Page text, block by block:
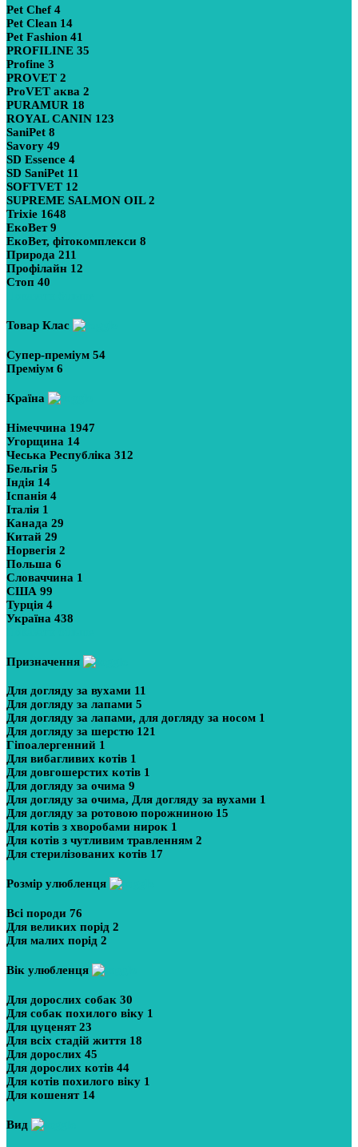
Pet Chef 4
Pet Clean 14
Pet Fashion 41
PROFILINE 35
Profine 3
PROVET 2
ProVET аква 2
PURAMUR 18
ROYAL CANIN 123
SaniPet 8
Savory 49
SD Essence 4
SD SaniPet 11
SOFTVET 12
SUPREME SALMON OIL2
Trixie 1648
ЕкоВет9
ЕкоВет, фітокомплекси 8
Природа 211
Профілайн 12
Стоп 40
Товар Клас
Супер-преміум 54
Преміум 6
Країна
Німеччина 1947
Угорщина 14
Чеська Республіка 312
Бельгія 5
Індія 14
Іспанія 4
Італія 1
Канада 29
Китай 29
Норвегія 2
Польша 6
Словаччина 1
США 99
Турція 4
Україна 438
Призначення
Для догляду за вухами 11
Для догляду за лапами 5
Для догляду за лапами, для догляду за носом 1
Для догляду за шерстю 121
Гіпоалергенний 1
Для вибагливих котів 1
Для довгошерстих котів 1
Для догляду за очима 9
Для догляду за очима, Для догляду за вухами 1
Для догляду за ротовою порожниною 15
Для котів з хворобами нирок 1
Для котів з чутливим травленням 2
Для стерилізованих котів 17
Розмір улюбленця
Всі породи 76
Для великих порід 2
Для малих порід 2
Вік улюбленця
Для дорослих собак 30
Для собак похилого віку 1
Для цуценят23
Для всіх стадій життя 18
Для дорослих 45
Для дорослих котів 44
Для котів похилого віку 1
Для кошенят 14
Вид